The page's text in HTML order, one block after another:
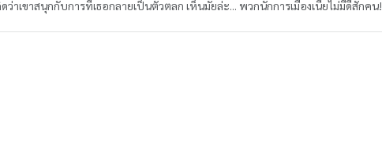
ว่าเขาสนุกกับการที่เธอกลายเป็นตัวตลก เห็นมั้ยล่ะ... พวกนักการเมืองเนี่ยไม่มีดีสักคน!